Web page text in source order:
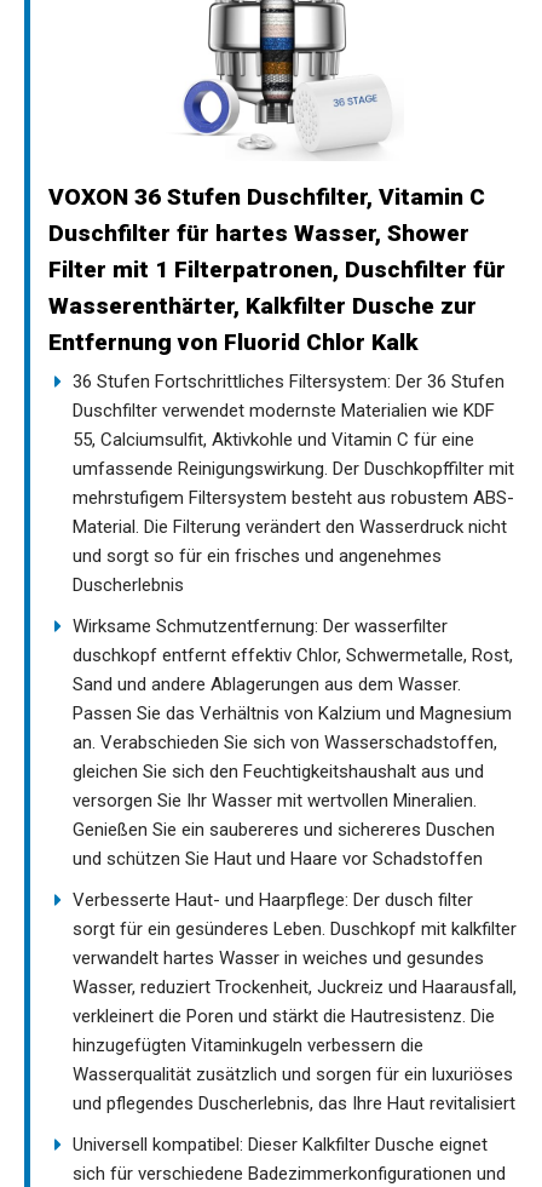
VOXON 36 Stufen Duschfilter, Vitamin C
Duschfilter für hartes Wasser, Shower
Filter mit 1 Filterpatronen, Duschfilter für
Wasserenthärter, Kalkfilter Dusche zur
Entfernung von Fluorid Chlor Kalk
36 Stufen Fortschrittliches Filtersystem: Der 36 Stufen
Duschfilter verwendet modernste Materialien wie KDF
55, Calciumsulfit, Aktivkohle und Vitamin C für eine
umfassende Reinigungswirkung. Der Duschkopffilter mit
mehrstufigem Filtersystem besteht aus robustem ABS-
Material. Die Filterung verändert den Wasserdruck nicht
und sorgt so für ein frisches und angenehmes
Duscherlebnis
Wirksame Schmutzentfernung: Der wasserfilter
duschkopf entfernt effektiv Chlor, Schwermetalle, Rost,
Sand und andere Ablagerungen aus dem Wasser.
Passen Sie das Verhältnis von Kalzium und Magnesium
an. Verabschieden Sie sich von Wasserschadstoffen,
gleichen Sie sich den Feuchtigkeitshaushalt aus und
versorgen Sie Ihr Wasser mit wertvollen Mineralien.
Genießen Sie ein saubereres und sichereres Duschen
und schützen Sie Haut und Haare vor Schadstoffen
Verbesserte Haut- und Haarpflege: Der dusch filter
sorgt für ein gesünderes Leben. Duschkopf mit kalkfilter
verwandelt hartes Wasser in weiches und gesundes
Wasser, reduziert Trockenheit, Juckreiz und Haarausfall,
verkleinert die Poren und stärkt die Hautresistenz. Die
hinzugefügten Vitaminkugeln verbessern die
Wasserqualität zusätzlich und sorgen für ein luxuriöses
und pflegendes Duscherlebnis, das Ihre Haut revitalisiert
Universell kompatibel: Dieser Kalkfilter Dusche eignet
sich für verschiedene Badezimmerkonfigurationen und